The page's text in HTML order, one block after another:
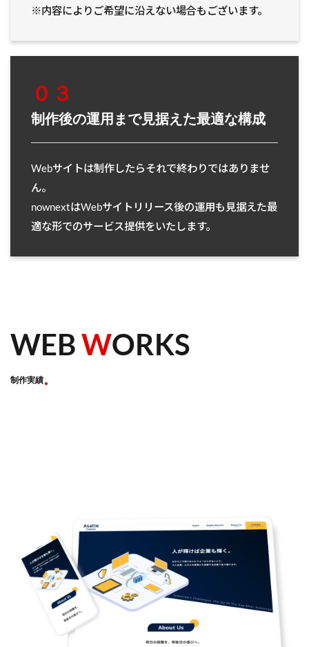
※内容によりご希望に沿えない場合もございます。
０３
制作後の運用まで見据えた最適な構成
Webサイトは制作したらそれで終わりではありませ
ん。
nownextはWebサイトリリース後の運用も見据えた最
適な形でのサービス提供をいたします。
WEBWORKS
制作実績